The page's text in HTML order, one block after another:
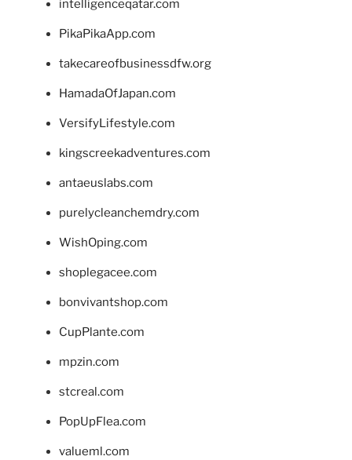
intelligenceqatar.com
PikaPikaApp.com
takecareofbusinessdfw.org
HamadaOfJapan.com
VersifyLifestyle.com
kingscreekadventures.com
antaeuslabs.com
purelycleanchemdry.com
WishOping.com
shoplegacee.com
bonvivantshop.com
CupPlante.com
mpzin.com
stcreal.com
PopUpFlea.com
valueml.com